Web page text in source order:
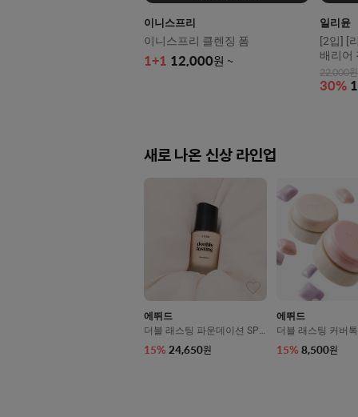
이니스프리
이니스프리 클렌징 폼
1+1 12,000원 ~
일리윤
[2입] [
배리어
22,000원
30%
새로 나온 신상 라인업
에뛰드
더블 래스팅 파운데이션 SPF
15% 24,650원
에뛰드
더블 래스팅 커버
15% 8,500원